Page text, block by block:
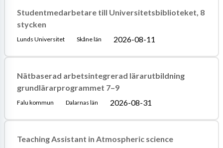
Studentmedarbetare till Universitetsbiblioteket, 8
stycken
Lunds Universitet Skåne län 2026-08-11
Nätbaserad arbetsintegrerad lärarutbildning
grundlärarprogrammet 7–9
Falu kommun Dalarnas län 2026-08-31
Teaching Assistant in Atmospheric science